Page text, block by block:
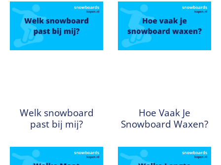
Welk snowboard
past bij mij?
Hoe Vaak Je
Snowboard Waxen?